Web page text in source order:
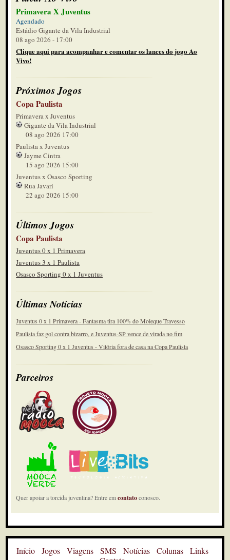
Primavera X Juventus
Agendado
Estádio Gigante da Vila Industrial
08 ago 2026 - 17:00
Clique aqui para acompanhar e comentar os lances do jogo Ao
Vivo!
Próximos Jogos
Copa Paulista
Primavera x Juventus
Gigante da Vila Industrial
08 ago 2026 17:00
Paulista x Juventus
Jayme Cintra
15 ago 2026 15:00
Juventus x Osasco Sporting
Rua Javari
22 ago 2026 15:00
Últimos Jogos
Copa Paulista
Juventus 0 x 1 Primavera
Juventus 3 x 1 Paulista
Osasco Sporting 0 x 1 Juventus
Últimas Notícias
Juventus 0 x 1 Primavera - Fantasma tira 100% do Moleque Travesso
Paulista faz gol contra bizarro, e Juventus-SP vence de virada no fim
Osasco Sporting 0 x 1 Juventus - Vitória fora de casa na Copa Paulista
Parceiros
Quer apoiar a torcida juventina? Entre emcontatoconosco.
Início Jogos Viagens SMS Notícias Colunas
Links